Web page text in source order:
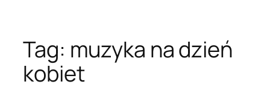
Tag: muzyka na dzień
kobiet